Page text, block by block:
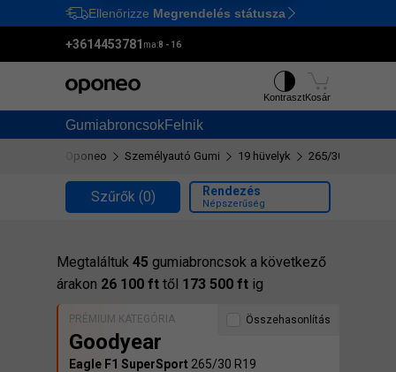
Ctrl M
Ellenőrizze Megrendelés státusza
+3614453781 ma:8 - 16
GumiabroncsokFelnik
KontrasztKosár
Oponeo Személyautó Gumi 19 hüvelyk 265/30 R19
Szűrők (0)
Megtaláltuk 45 gumiabroncsok a következő
árakon 26 100 ft től 173 500 ft ig
Rendezés
Népszerűség
PRÉMIUM KATEGÓRIA
Goodyear
Eagle F1 SuperSport 265/30 R19
Összehasonlítás